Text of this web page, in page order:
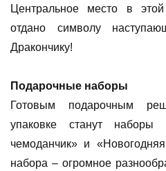
Центральное место в этой
отдано символу
Дракончику!
Подарочные наборы
Готовым подарочным
упаковке станут наборы
чемоданчик» и
набора – огромное